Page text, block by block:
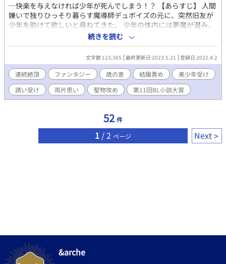
─快楽を与えなければ少年が死んでしまう！？ 【あらすじ】 人間
嫌いで独りひっそり暮らす魔導師デュボイズの元に、突然旧友が
少年を助けて欲しいと尋ねてきた。 少年の体内には夢魔が潜み、
生気を吸い取られて命が危険な状態なのだという。 助ける為に
は、夢魔が好物な快楽と精液を与えなければならない。 初めての
快楽と真摯な対応でデュボイズに惹かれていくタキオン。 一方で
善がる姿に一目惚れし、男の感情が溢れていくデュボイズ。 しか
し2人はあくまで「患者と治療者」でしかない。 若さ故の好奇心
で痴態に溺れていくタキオンと、治療者として本心と理性でせめ
ぎ合い葛藤していくデュボイズ。 立場の違いで愛し合うことが許
されない2人は、今宵も治療という名の目交いを行う。 2人の出会
ュボイズとタキオンの運命の歯車が動き出す、ファンジェネル大
陸・男恋譚、第一幕。 ※「♥」が付く話数は性描写が記されてい
ます。ご注意ください。m(_ _)m ----------------------------- 手元で
続きを読む
文字数 123,365 最終更新日 2023.5.21 登録日 2022.4.2
連続絶頂 ファンタジー 歳の差 結腸責め
美少年受け
誘い受け
両片思い 堅物攻め 第11回BL小説大賞
52 件
1 / 2 ページ Next
&arche